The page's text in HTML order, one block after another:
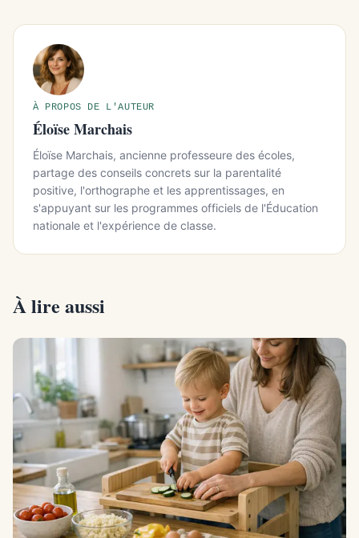
À PROPOS DE L'AUTEUR
Éloïse Marchais
Éloïse Marchais, ancienne professeure des écoles,
partage des conseils concrets sur la parentalité
positive, l'orthographe et les apprentissages, en
s'appuyant sur les programmes officiels de l'Éducation
nationale et l'expérience de classe.
À lire aussi